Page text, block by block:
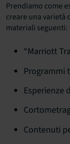
Prendiamo come
creare una
materiali seguenti:
“Marriott
Programmi
Esperienze
Contenuti